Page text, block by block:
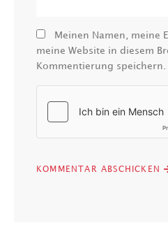
Meinen Namen, meine
meine Website in diesem
Kommentierung speichern.